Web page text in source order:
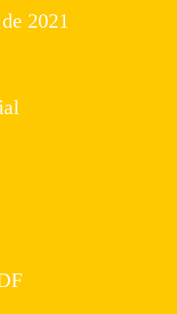
2021